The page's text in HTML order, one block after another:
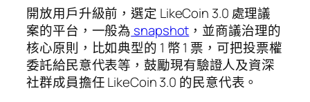
開放用戶升級前，選定 LikeCoin 3.0 處理議
案的平台，一般為 snapshot ，並商議治理的
核心原則，比如典型的 1 幣 1 票，可把投票權
委託給民意代表等，鼓勵現有驗證人及資深
社群成員擔任 LikeCoin 3.0 的民意代表。